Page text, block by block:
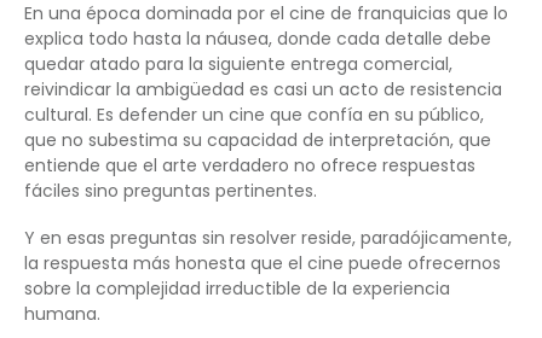
En una época dominada por el cine de franquicias que lo
explica todo hasta la náusea, donde cada detalle debe
quedar atado para la siguiente entrega comercial,
reivindicar la ambigüedad es casi un acto de resistencia
cultural. Es defender un cine que confía en su público,
que no subestima su capacidad de interpretación, que
entiende que el arte verdadero no ofrece respuestas
fáciles sino preguntas pertinentes.
Y en esas preguntas sin resolver reside, paradójicamente,
la respuesta más honesta que el cine puede ofrecernos
sobre la complejidad irreductible de la experiencia
humana.